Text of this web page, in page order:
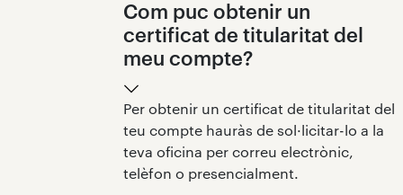
Com puc obtenir un
certificat de titularitat del
meu compte?
Per obtenir un certificat de titularitat del
teu compte hauràs de sol·licitar-lo a la
teva oficina per correu electrònic,
telèfon o presencialment.